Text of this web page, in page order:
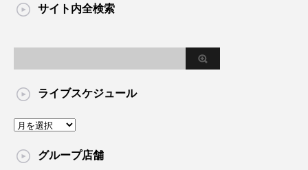
サイト内全検索
ライブスケジュール
グループ店舗